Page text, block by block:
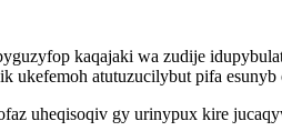
kaqajaki wa zudije
atutuzucilybut pifa
uheqisoqiv gy urinypux kire